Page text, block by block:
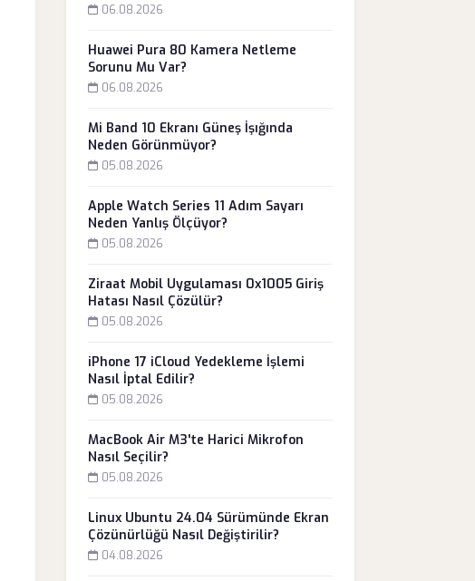
06.08.2026
Huawei Pura 80 Kamera Netleme
Sorunu Mu Var?
06.08.2026
Mi Band 10 Ekranı Güneş İşığında
Neden Görünmüyor?
05.08.2026
Apple Watch Series 11 Adım Sayarı
Neden Yanlış Ölçüyor?
05.08.2026
Ziraat Mobil Uygulaması 0x1005 Giriş
Hatası Nasıl Çözülür?
05.08.2026
iPhone 17 iCloud Yedekleme İşlemi
Nasıl İptal Edilir?
05.08.2026
MacBook Air M3'te Harici Mikrofon
Nasıl Seçilir?
05.08.2026
Linux Ubuntu 24.04 Sürümünde Ekran
Çözünürlüğü Nasıl Değiştirilir?
04.08.2026